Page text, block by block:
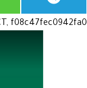
f08c47fec0942fa0